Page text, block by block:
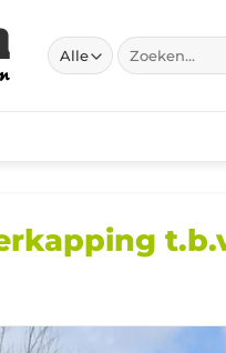
Zoeken
naar: